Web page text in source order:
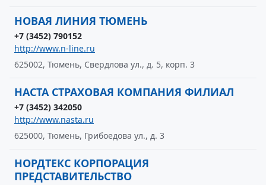
НОВАЯ ЛИНИЯ ТЮМЕНЬ
+7 (3452) 790152
http://www.n-line.ru
625002, Тюмень, Свердлова ул., д. 5, корп. 3
НАСТА СТРАХОВАЯ КОМПАНИЯ ФИЛИАЛ
+7 (3452) 342050
http://www.nasta.ru
625000, Тюмень, Грибоедова ул., д. 3
НОРДТЕКС КОРПОРАЦИЯ
ПРЕДСТАВИТЕЛЬСТВО